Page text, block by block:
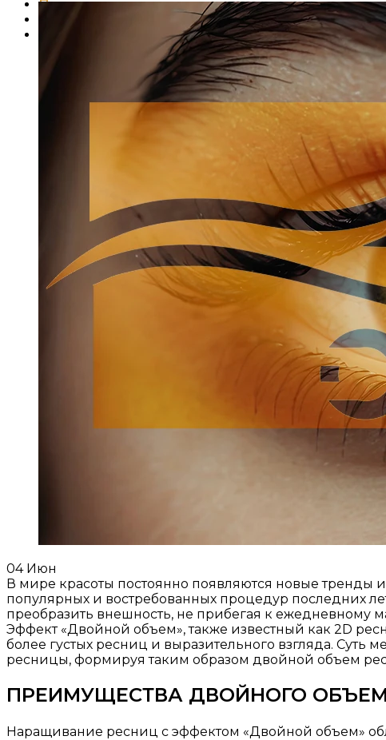
Представители школы
Представители продукции
Стать представителем продукции
04 Июн
В мире красоты постоянно появляются новые тренды
популярных и востребованных процедур последних
преобразить внешность, не прибегая к ежедневному
Эффект «Двойной объем», также известный как 2D
более густых ресниц и выразительного взгляда.​ Суть
ресницы, формируя таким образом двойной объем
ПРЕИМУЩЕСТВА ДВОЙНОГО
Наращивание ресниц с эффектом «Двойной объем»